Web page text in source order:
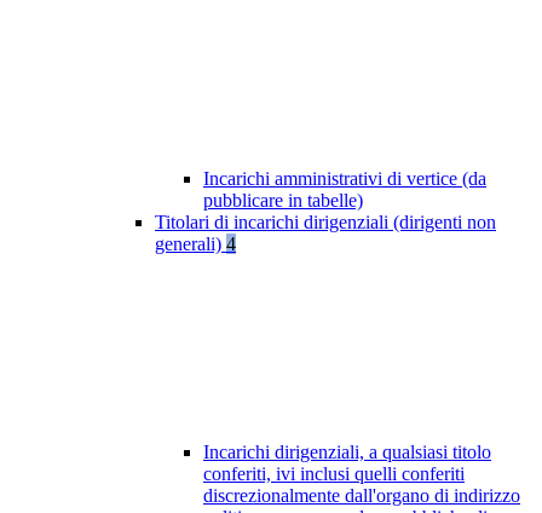
Incarichi amministrativi di vertice (da
pubblicare in tabelle)
Titolari di incarichi dirigenziali (dirigenti non
generali) 4
Incarichi dirigenziali, a qualsiasi titolo
conferiti, ivi inclusi quelli conferiti
discrezionalmente dall'organo di indirizzo